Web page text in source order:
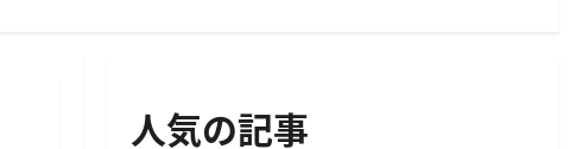
人気の記事